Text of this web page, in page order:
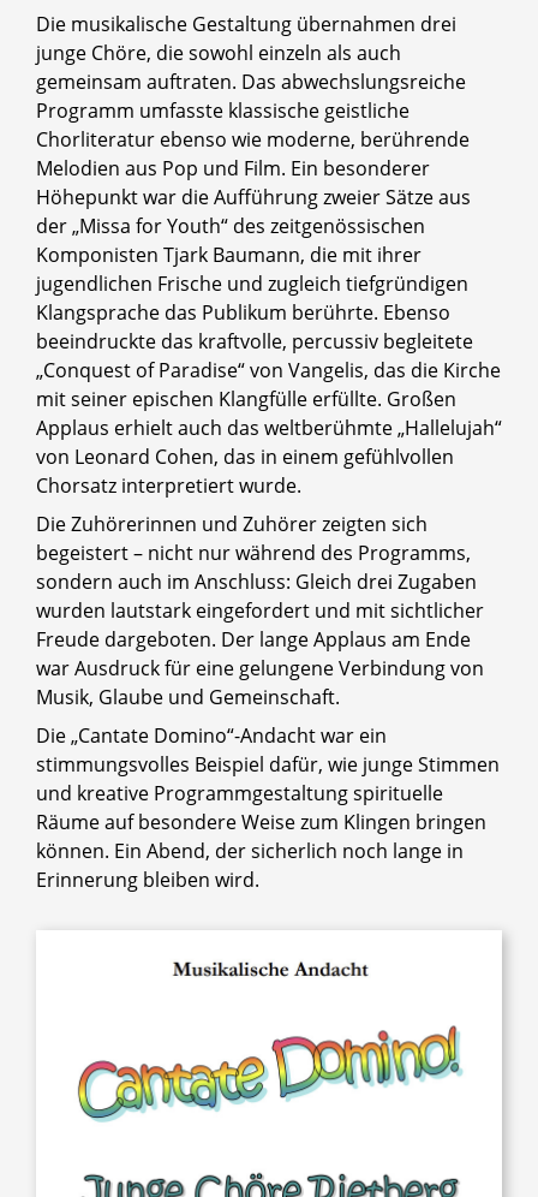
Die musikalische Gestaltung übernahmen drei
junge Chöre, die sowohl einzeln als auch
gemeinsam auftraten. Das abwechslungsreiche
Programm umfasste klassische geistliche
Chorliteratur ebenso wie moderne, berührende
Melodien aus Pop und Film. Ein besonderer
Höhepunkt war die Aufführung zweier Sätze aus
der „Missa for Youth“ des zeitgenössischen
Komponisten Tjark Baumann, die mit ihrer
jugendlichen Frische und zugleich tiefgründigen
Klangsprache das Publikum berührte. Ebenso
beeindruckte das kraftvolle, percussiv begleitete
„Conquest of Paradise“ von Vangelis, das die Kirche
mit seiner epischen Klangfülle erfüllte. Großen
Applaus erhielt auch das weltberühmte „Hallelujah“
von Leonard Cohen, das in einem gefühlvollen
Chorsatz interpretiert wurde.
Die Zuhörerinnen und Zuhörer zeigten sich
begeistert – nicht nur während des Programms,
sondern auch im Anschluss: Gleich drei Zugaben
wurden lautstark eingefordert und mit sichtlicher
Freude dargeboten. Der lange Applaus am Ende
war Ausdruck für eine gelungene Verbindung von
Musik, Glaube und Gemeinschaft.
Die „Cantate Domino“-Andacht war ein
stimmungsvolles Beispiel dafür, wie junge Stimmen
und kreative Programmgestaltung spirituelle
Räume auf besondere Weise zum Klingen bringen
können. Ein Abend, der sicherlich noch lange in
Erinnerung bleiben wird.